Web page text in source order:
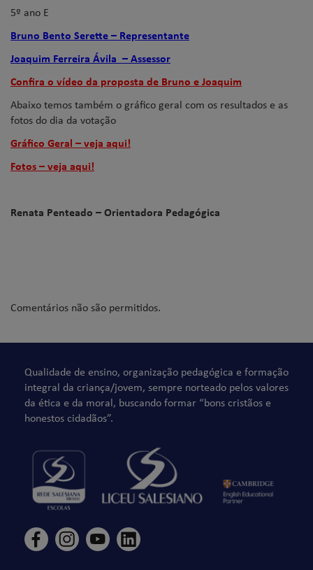
5º ano E
Bruno Bento Serette – Representante
Joaquim Ferreira Ávila – Assessor
Confira o vídeo da proposta de Bruno e Joaquim
Abaixo temos também o gráfico geral com os resultados e as
fotos do dia da votação
Gráfico Geral – veja aqui!
Fotos – veja aqui!
Renata Penteado – Orientadora Pedagógica
Comentários não são permitidos.
Qualidade de ensino, organização pedagógica e formação
integral da criança/jovem, sempre norteado pelos valores
da ética e da moral, buscando formar “bons cristãos e
honestos cidadãos”.